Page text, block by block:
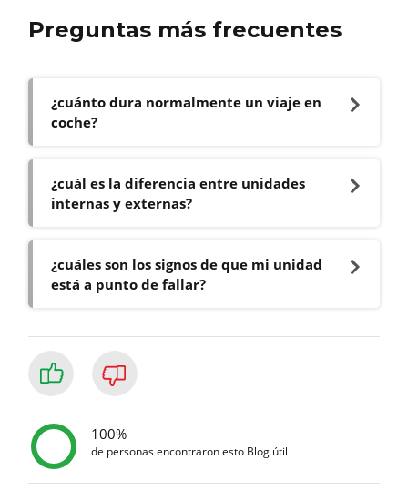
Preguntas más frecuentes
¿cuánto dura normalmente un viaje en
coche?
¿cuál es la diferencia entre unidades
internas y externas?
¿cuáles son los signos de que mi unidad
está a punto de fallar?
100%
de personas encontraron esto Blog útil